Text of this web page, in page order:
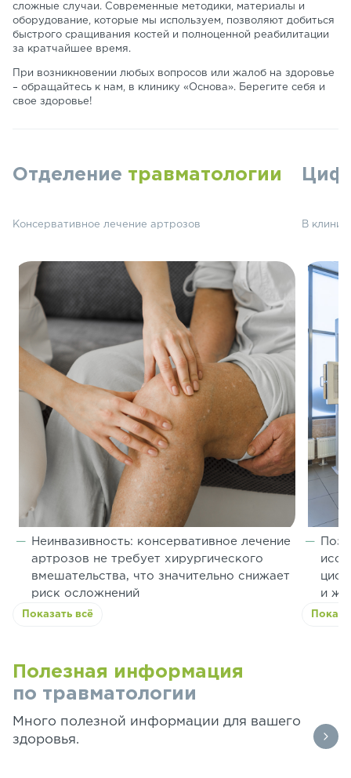
сложные случаи. Современные методики, материалы и
оборудование, которые мы используем, позволяют добиться
быстрого сращивания костей и полноценной реабилитации
за кратчайшее время.
При возникновении любых вопросов или жалоб на здоровье
– обращайтесь к нам, в клинику «Основа». Берегите себя и
свое здоровье!
Отделение травматологии
Консервативное лечение артрозов
Неинвазивность: консервативное лечение
артрозов не требует хирургического
вмешательства, что значительно снижает
риск осложнений
Показать всё
В
и
Полезная информация
по травматологии
Много полезной информации для вашего
здоровья.